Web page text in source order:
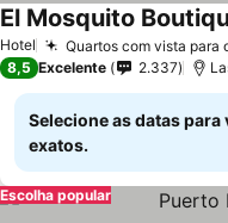
Hotel Quartos com vista para
El Mosquito
8,5 Excelente 2.337
Selecione as datas para
exatos.
Escolha popular